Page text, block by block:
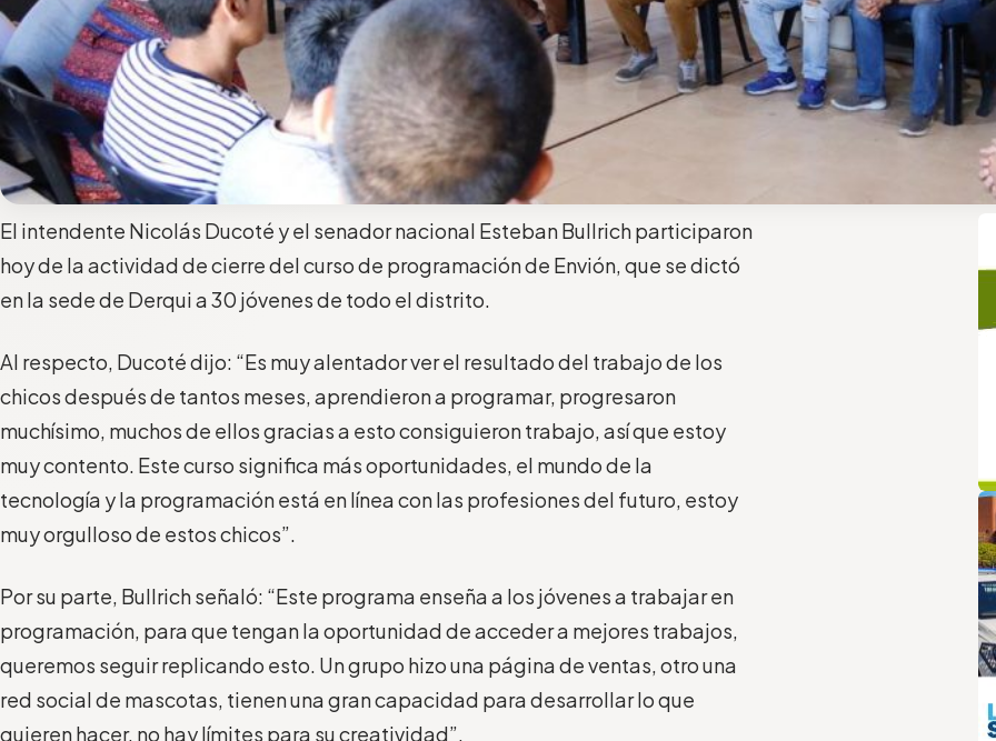
El intendente Nicolás Ducoté y el senador nacional Esteban Bullrich participaron
hoy de la actividad de cierre del curso de programación de Envión, que se dictó
en la sede de Derqui a 30 jóvenes de todo el distrito.
Al respecto, Ducoté dijo: “Es muy alentador ver el resultado del trabajo de los
chicos después de tantos meses, aprendieron a programar, progresaron
muchísimo, muchos de ellos gracias a esto consiguieron trabajo, así que estoy
muy contento. Este curso significa más oportunidades, el mundo de la
tecnología y la programación está en línea con las profesiones del futuro, estoy
muy orgulloso de estos chicos”.
Por su parte, Bullrich señaló: “Este programa enseña a los jóvenes a trabajar en
programación, para que tengan la oportunidad de acceder a mejores trabajos,
queremos seguir replicando esto. Un grupo hizo una página de ventas, otro una
red social de mascotas, tienen una gran capacidad para desarrollar lo que
quieren hacer, no hay límites para su creatividad”.